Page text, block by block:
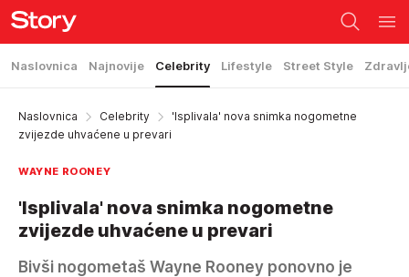
Naslovnica Najnovije Celebrity Lifestyle Street Style
Naslovnica Celebrity
'Isplivala' nova snimka nogometne
zvijezde uhvaćene u prevari
WAYNE ROONEY
'Isplivala' nova snimka nogometne
zvijezde uhvaćene u prevari
Bivši nogometaš Wayne Rooney ponovno je